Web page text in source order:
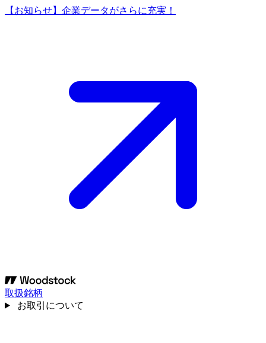
【お知らせ】企業データがさらに充実！
取扱銘柄
お取引について